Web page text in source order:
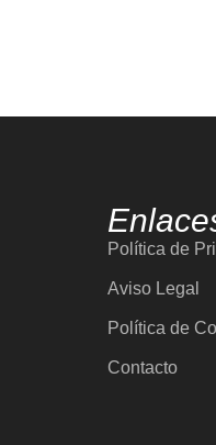
Política de
Aviso Legal
Política de
Contacto